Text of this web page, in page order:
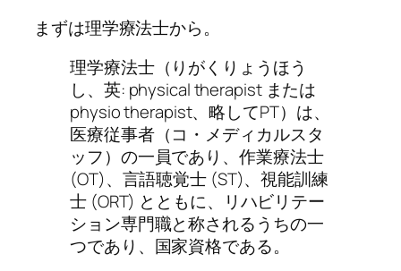
まずは理学療法士から。
理学療法士（りがくりょうほう
し、英: physical therapist または
physio therapist、略してPT）は、
医療従事者（コ・メディカルスタ
ッフ）の一員であり、作業療法士
(OT)、言語聴覚士 (ST)、視能訓練
士 (ORT) とともに、リハビリテー
ション専門職と称されるうちの一
つであり、国家資格である。